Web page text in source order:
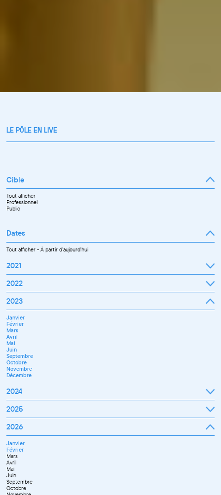
LE PÔLE EN LIVE
Cible
Tout afficher
Professionnel
Public
Dates
Tout afficher-À partir d'aujourd'hui
2021
Septembre
Octobre
Novembre
Décembre
2022
Janvier
Février
Mars
Avril
Mai
Juin
Juillet
Septembre
Octobre
Novembre
Décembre
2023
Janvier
Février
Mars
Avril
Mai
Juin
Septembre
Octobre
Novembre
Décembre
2024
Janvier
Février
Mars
Avril
Juillet
Septembre
Novembre
Décembre
2025
Janvier
Février
Mars
Avril
Mai
Juin
Juillet
Septembre
Octobre
Novembre
Décembre
2026
Janvier
Février
Mars
Avril
Mai
Juin
Septembre
Octobre